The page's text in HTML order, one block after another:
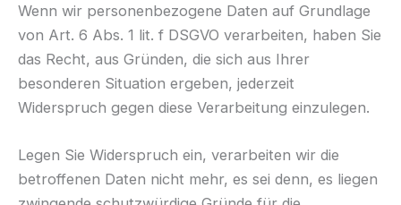
Wenn wir personenbezogene Daten auf Grundlage
von Art. 6 Abs. 1 lit. f DSGVO verarbeiten, haben Sie
das Recht, aus Gründen, die sich aus Ihrer
besonderen Situation ergeben, jederzeit
Widerspruch gegen diese Verarbeitung einzulegen.
Legen Sie Widerspruch ein, verarbeiten wir die
betroffenen Daten nicht mehr, es sei denn, es liegen